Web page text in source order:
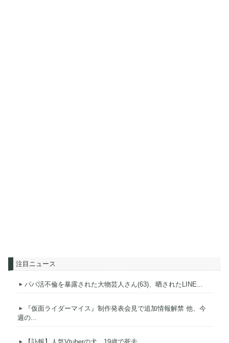
注目ニュース
パパ活不倫を暴露された大物芸人さん(63)、晒されたLINE...
『仮面ライダーマイス』制作発表会見で追加情報解禁 他、今
週の...